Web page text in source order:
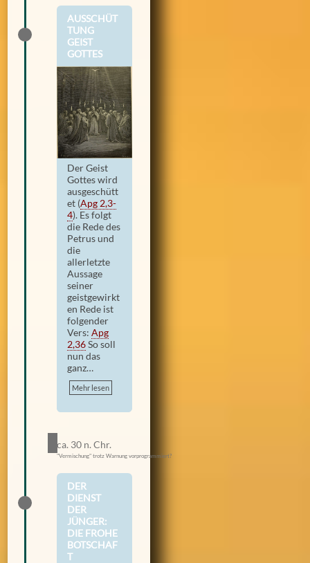
AUSSCHÜT
TUNG
GEIST
GOTTES
Der Geist
Gottes wird
ausgeschütt
et (Apg 2,3-
4). Es folgt
die Rede des
Petrus und
die
allerletzte
Aussage
seiner
geistgewirkt
en Rede ist
folgender
Vers: Apg
2,36So soll
nun das
ganz…
Mehr lesen
ca. 30 n. Chr.
"Vermischung" trotz Warnung vorprogrammiert?
DER
DIENST
DER
JÜNGER:
DIE FROHE
BOTSCHAF
T